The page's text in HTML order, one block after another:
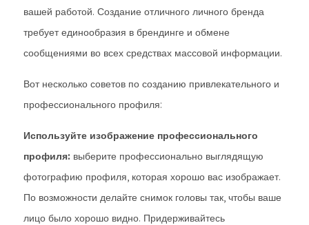
вашей работой. Создание отличного личного бренда
требует единообразия в брендинге и обмене
сообщениями во всех средствах массовой информации.
Вот несколько советов по созданию привлекательного и
профессионального профиля:
Используйте изображение профессионального
профиля: выберите профессионально выглядящую
фотографию профиля, которая хорошо вас изображает.
По возможности делайте снимок головы так, чтобы ваше
лицо было хорошо видно. Придерживайтесь